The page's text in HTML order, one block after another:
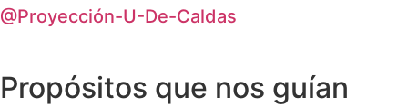
@Proyección-U-De-Caldas
Propósitos que nos guían